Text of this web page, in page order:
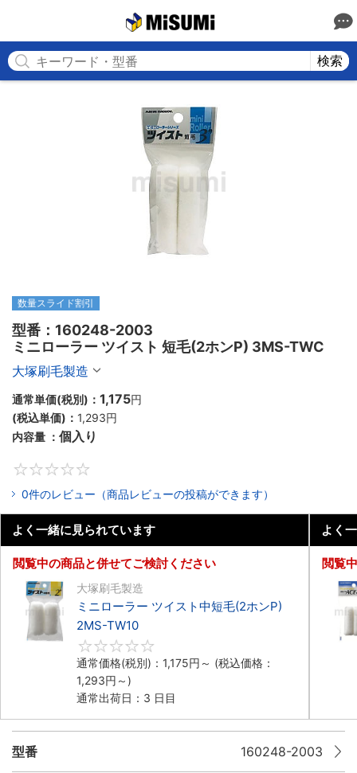
検索
数量スライド割引
型番：160248-2003
ミニローラー ツイスト 短毛(2ホンP) 3MS-TWC
大塚刷毛製造
通常単価(税別)： 1,175円
(税込単価)： 1,293円
内容量 ： 個入り
0件のレビュー（商品レビューの投稿ができます）
よく一緒に見られています
閲覧中の商品と併せてご検討ください
大塚刷毛製造
ミニローラー ツイスト中短毛(2ホンP)
2MS-TW10
通常価格(税別)： 1,175円 ～ (税込価格：
1,293円 ～)
通常出荷日：3 日目
よく
閲覧
型番 160248-2003